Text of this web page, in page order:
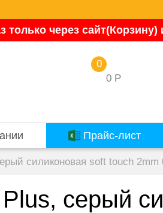
через сайт(Корзину)
0 Р
0
Прайс-лист
силиконовая soft touch
серый